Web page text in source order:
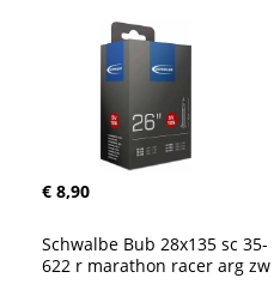
€ 8,90
Schwalbe Bub 28x135 sc 35-
622 r marathon racer arg zw